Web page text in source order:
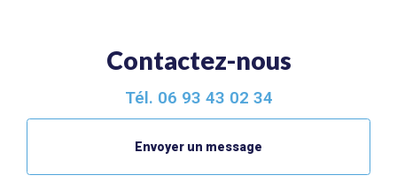
Contactez-nous
Tél. 06 93 43 02 34
Envoyer un message